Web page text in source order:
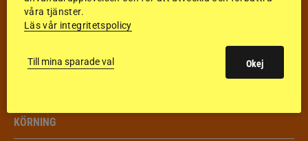
HOPPNING
DRESSYR
KÖRNING
våra tjänster.
Läs vår integritetspolicy
Till mina sparade val Okej